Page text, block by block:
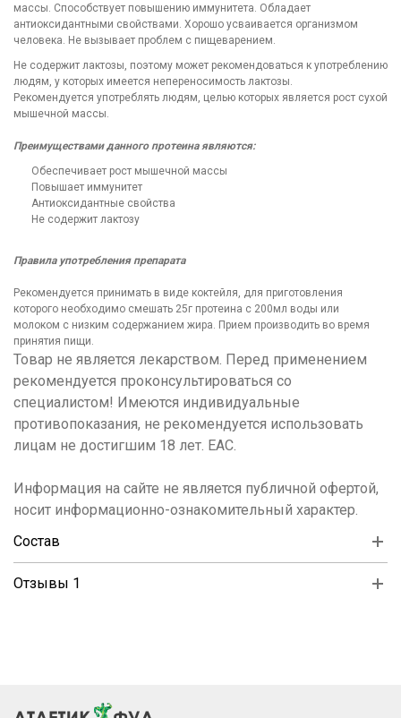
массы. Способствует повышению иммунитета. Обладает
антиоксидантными свойствами. Хорошо усваивается организмом
человека. Не вызывает проблем с пищеварением.
Не содержит лактозы, поэтому может рекомендоваться к употреблению
людям, у которых имеется непереносимость лактозы.
Рекомендуется употреблять людям, целью которых является рост сухой
мышечной массы.
Преимуществами данного протеина являются:
Обеспечивает рост мышечной массы
Повышает иммунитет
Антиоксидантные свойства
Не содержит лактозу
Правила употребления препарата
Рекомендуется принимать в виде коктейля, для приготовления
которого необходимо смешать 25г протеина с 200мл воды или
молоком с низким содержанием жира. Прием производить во время
принятия пищи.
Товар не является лекарством. Перед применением
рекомендуется проконсультироваться со
специалистом! Имеются индивидуальные
противопоказания, не рекомендуется использовать
лицам не достигшим 18 лет. ЕАС.
Информация на сайте не является публичной офертой,
носит информационно-ознакомительный характер.
Состав
Отзывы 1